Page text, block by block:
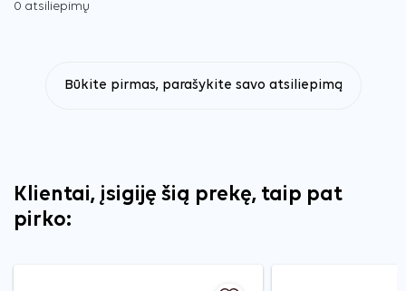
0 atsiliepimų
Būkite pirmas, parašykite savo atsiliepimą
Klientai, įsigiję šią prekę, taip pat
pirko: